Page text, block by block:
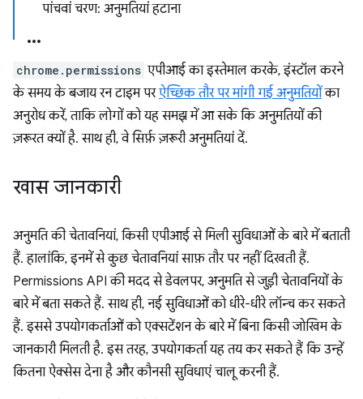
पांचवां चरण: अनुमतियां हटाना
chrome.permissions एपीआई का इस्तेमाल करके, इंस्टॉल करने
के समय के बजाय रन टाइम परऐच्छिक तौर पर मांगी गई अनुमतियोंका
अनुरोध करें, ताकि लोगों को यह समझ में आ सके कि अनुमतियों की
ज़रूरत क्यों है. साथ ही, वे सिर्फ़ ज़रूरी अनुमतियां दें.
खास जानकारी
अनुमति की चेतावनियां, किसी एपीआई से मिली सुविधाओं के बारे में बताती
हैं. हालांकि, इनमें से कुछ चेतावनियां साफ़ तौर पर नहीं दिखती हैं.
Permissions API की मदद से डेवलपर, अनुमति से जुड़ी चेतावनियों के
बारे में बता सकते हैं. साथ ही, नई सुविधाओं को धीरे-धीरे लॉन्च कर सकते
हैं. इससे उपयोगकर्ताओं को एक्सटेंशन के बारे में बिना किसी जोखिम के
जानकारी मिलती है. इस तरह, उपयोगकर्ता यह तय कर सकते हैं कि उन्हें
कितना ऐक्सेस देना है और कौनसी सुविधाएं चालू करनी हैं.